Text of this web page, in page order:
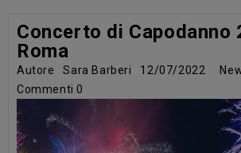
Concerto di Capodanno
Roma
Autore Sara Barberi 12/07/2022
Commenti0